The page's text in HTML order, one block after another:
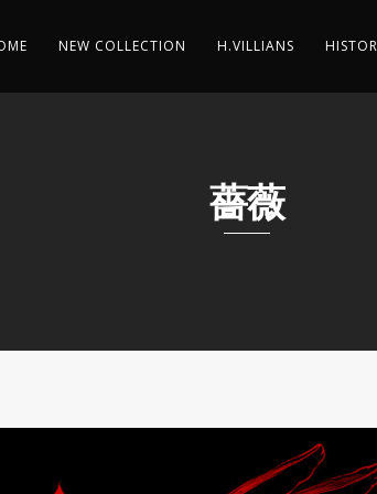
NEW COLLECTION H.VILLIANS
薔薇